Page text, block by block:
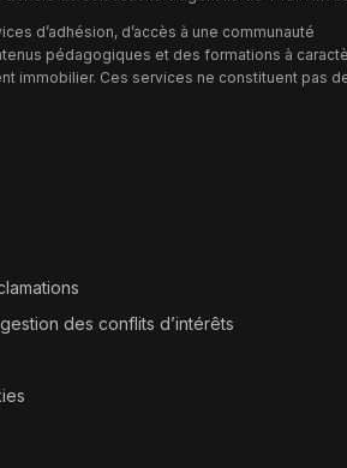
d’adhésion, d’accès à une communauté
pédagogiques et des formations à
immobilier. Ces services ne constituent pas
des conflits d’intérêts